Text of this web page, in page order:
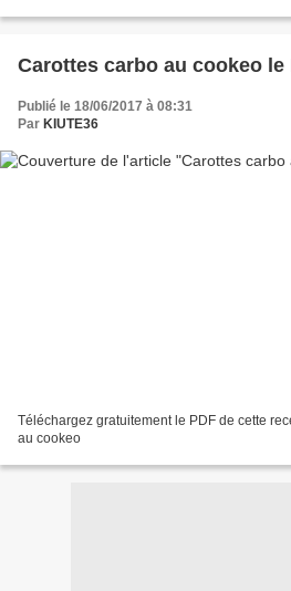
Carottes carbo au cookeo le
Publié le 18/06/2017 à 08:31
Par KIUTE36
Téléchargez gratuitement le PDF de cette
au cookeo